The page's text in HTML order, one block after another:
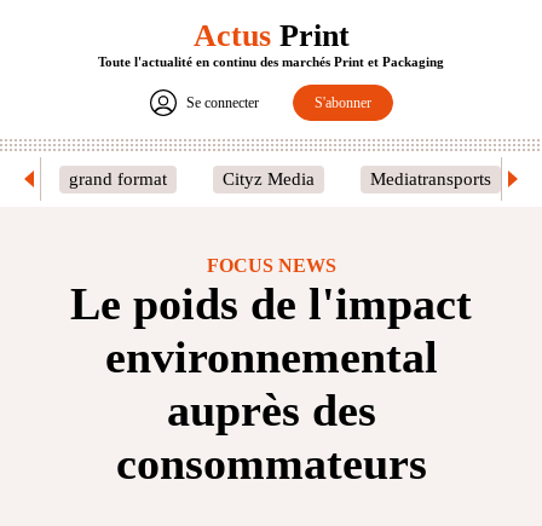
ActusPrint
Toute l'actualité en continu des marchés Print et Packaging
Se connecter S'abonner
grand format Cityz Media Mediatransports
FOCUS NEWS
Le poids de l'impact
environnemental
auprès des
consommateurs